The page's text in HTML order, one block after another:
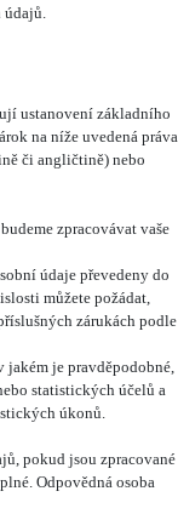
údajů.
ustanovení základního
na níže uvedená práva
či angličtině) nebo
zpracovávat vaše
údaje převedeny do
můžete požádat,
zárukách podle
jakém je pravděpodobné,
statistických účelů a
úkonů.
pokud jsou zpracované
Odpovědná osoba